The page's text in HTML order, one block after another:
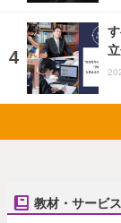
教材・サービス